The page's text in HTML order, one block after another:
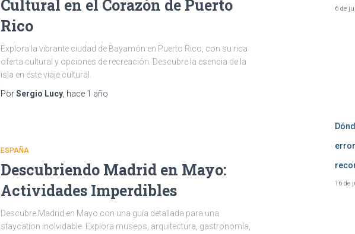
Cultural en el Corazón de Puerto
Rico
Explora la vibrante ciudad de Bayamón en Puerto Rico, con su rica
oferta cultural y opciones de recreación. Descubre la esencia de la
isla en este viaje cultural.
PorSergio Lucy , hace 1 año
ESPAÑA
Descubriendo Madrid en Mayo:
Actividades Imperdibles
Descubre Madrid en Mayo con una guía detallada para una
staycation inolvidable. Explora museos, arquitectura, gastronomía,
6 de
16 de